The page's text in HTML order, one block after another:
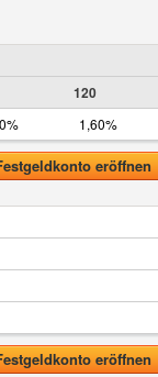
120
1,60%
eröffnen
eröffnen